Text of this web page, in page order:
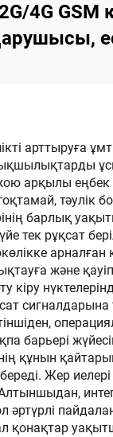
4G GSM
арттыруға
жою арқылы
тәулік
барлық
рұқсат
және
құнын
Жер
әртүрлі